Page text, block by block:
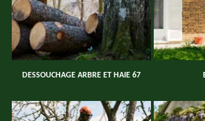
DESSOUCHAGE ARBRE ET HAIE 67